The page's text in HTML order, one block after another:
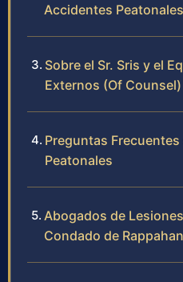
Accidentes Peatonales
Sobre el Sr. Sris y el
Externos (Of Counsel)
Preguntas
Peatonales
Abogados de
Condado de